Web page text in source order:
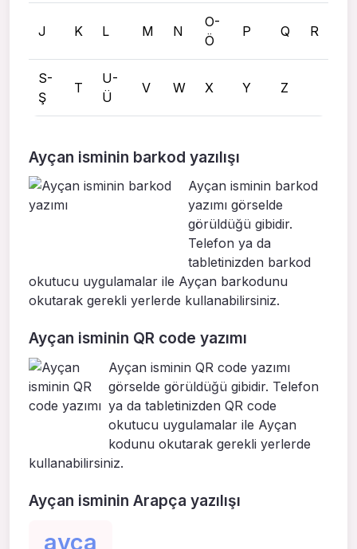
J K L M N
O-
Ö
P Q R
S-
Ş
T
U-
Ü
V W X Y Z
Ayçan isminin barkod yazılışı
Ayçan isminin barkod
yazımı görselde
görüldüğü gibidir.
Telefon ya da
tabletinizden barkod
okutucu uygulamalar ile Ayçan barkodunu
okutarak gerekli yerlerde kullanabilirsiniz.
Ayçan isminin QR code yazımı
Ayçan isminin QR code yazımı
görselde görüldüğü gibidir. Telefon
ya da tabletinizden QR code
okutucu uygulamalar ile Ayçan
kodunu okutarak gerekli yerlerde
kullanabilirsiniz.
Ayçan isminin Arapça yazılışı
ayça